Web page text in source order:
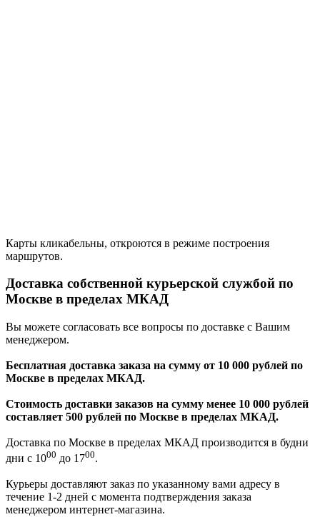
Карты кликабельны, откроются в режиме построения
маршрутов.
Доставка собственной курьерской службой по
Москве в пределах МКАД
Вы можете согласовать все вопросы по доставке с Вашим
менеджером.
Бесплатная доставка заказа на сумму от 10 000 рублей по
Москве в пределах МКАД.
Стоимость доставки заказов на сумму менее 10 000 рублей
составляет 500 рублей по Москве в пределах МКАД.
Доставка по Москве в пределах МКАД производится в будни
дни с 1000 до 1700.
Курьеры доставляют заказ по указанному вами адресу в
течение 1-2 дней с момента подтверждения заказа
менеджером интернет-магазина.